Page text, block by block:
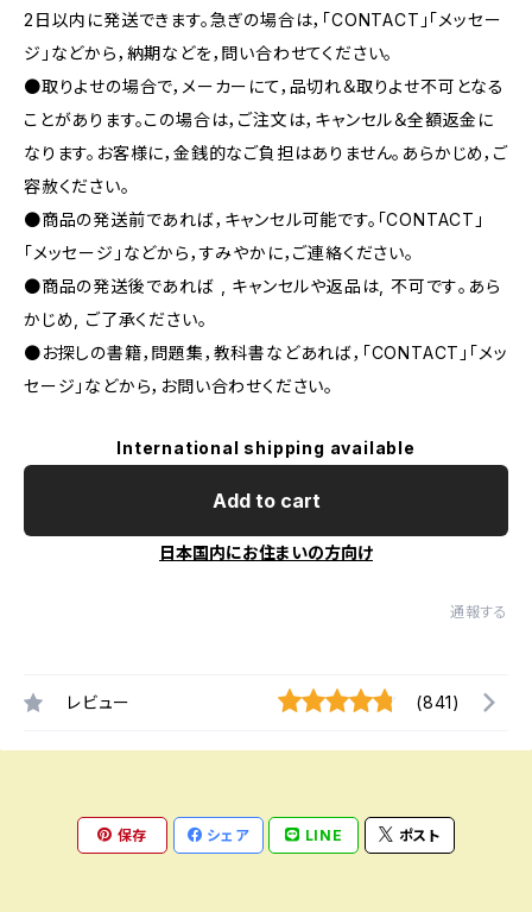
2日以内に発送できます。急ぎの場合は，「CONTACT」「メッセー
ジ」などから，納期などを，問い合わせてください。
●取りよせの場合で，メーカーにて，品切れ＆取りよせ不可となる
ことがあります。この場合は，ご注文は，キャンセル＆全額返金に
なります。お客様に，金銭的なご負担はありません。あらかじめ，ご
容赦ください。
●商品の発送前であれば，キャンセル可能です。「CONTACT」
「メッセージ」などから，すみやかに，ご連絡ください。
●商品の発送後であれば , キャンセルや返品は, 不可です｡あら
かじめ, ご了承ください｡
●お探しの書籍，問題集，教科書などあれば，「CONTACT」「メッ
セージ」などから，お問い合わせください。
International shipping available
Add to cart
日本国内にお住まいの方向け
通報する
レビュー (841)
保存 シェア LINE ポスト